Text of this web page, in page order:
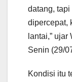
datang,
dipercepat,
lantai,”
Senin (29/
Kondisi itu